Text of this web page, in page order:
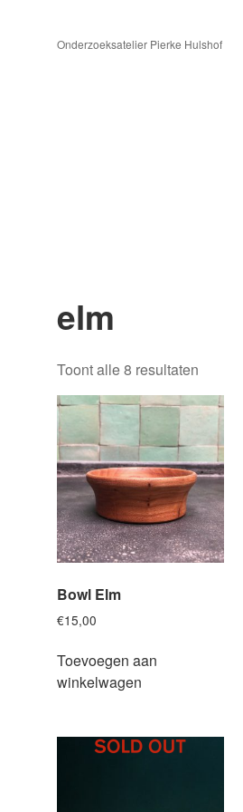
Onderzoeksatelier Pierke Hulshof
elm
Toont alle 8 resultaten
Bowl Elm
€15,00
Toevoegen aan
winkelwagen